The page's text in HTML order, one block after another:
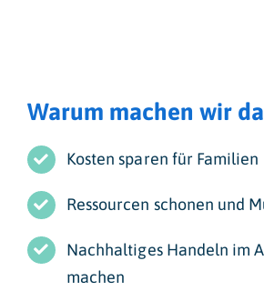
Warum machen wir
Kosten sparen für Familien
Ressourcen schonen und
Nachhaltiges Handeln im
machen